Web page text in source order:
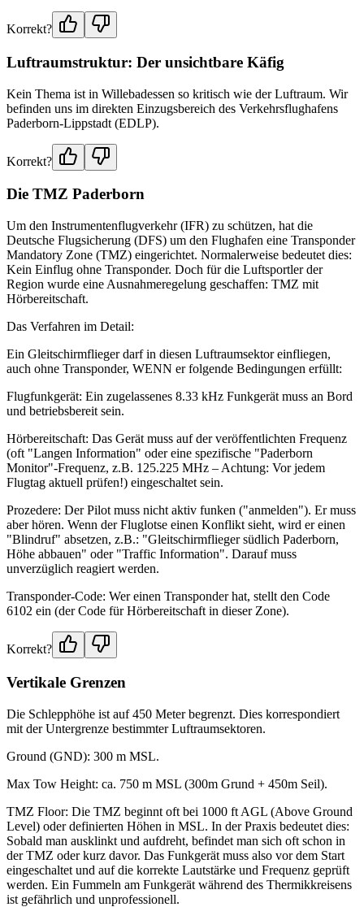
Korrekt?
Luftraumstruktur: Der unsichtbare Käfig
Kein Thema ist in Willebadessen so kritisch wie der Luftraum. Wir
befinden uns im direkten Einzugsbereich des Verkehrsflughafens
Paderborn-Lippstadt (EDLP).
Korrekt?
Die TMZ Paderborn
Um den Instrumentenflugverkehr (IFR) zu schützen, hat die
Deutsche Flugsicherung (DFS) um den Flughafen eine Transponder
Mandatory Zone (TMZ) eingerichtet. Normalerweise bedeutet dies:
Kein Einflug ohne Transponder. Doch für die Luftsportler der
Region wurde eine Ausnahmeregelung geschaffen: TMZ mit
Hörbereitschaft.
Das Verfahren im Detail:
Ein Gleitschirmflieger darf in diesen Luftraumsektor einfliegen,
auch ohne Transponder, WENN er folgende Bedingungen erfüllt:
Flugfunkgerät: Ein zugelassenes 8.33 kHz Funkgerät muss an Bord
und betriebsbereit sein.
Hörbereitschaft: Das Gerät muss auf der veröffentlichten Frequenz
(oft "Langen Information" oder eine spezifische "Paderborn
Monitor"-Frequenz, z.B. 125.225 MHz – Achtung: Vor jedem
Flugtag aktuell prüfen!) eingeschaltet sein.
Prozedere: Der Pilot muss nicht aktiv funken ("anmelden"). Er muss
aber hören. Wenn der Fluglotse einen Konflikt sieht, wird er einen
"Blindruf" absetzen, z.B.: "Gleitschirmflieger südlich Paderborn,
Höhe abbauen" oder "Traffic Information". Darauf muss
unverzüglich reagiert werden.
Transponder-Code: Wer einen Transponder hat, stellt den Code
6102 ein (der Code für Hörbereitschaft in dieser Zone).
Korrekt?
Vertikale Grenzen
Die Schlepphöhe ist auf 450 Meter begrenzt. Dies korrespondiert
mit der Untergrenze bestimmter Luftraumsektoren.
Ground (GND): 300 m MSL.
Max Tow Height: ca. 750 m MSL (300m Grund + 450m Seil).
TMZ Floor: Die TMZ beginnt oft bei 1000 ft AGL (Above Ground
Level) oder definierten Höhen in MSL. In der Praxis bedeutet dies:
Sobald man ausklinkt und aufdreht, befindet man sich oft schon in
der TMZ oder kurz davor. Das Funkgerät muss also vor dem Start
eingeschaltet und auf die korrekte Lautstärke und Frequenz geprüft
werden. Ein Fummeln am Funkgerät während des Thermikkreisens
ist gefährlich und unprofessionell.